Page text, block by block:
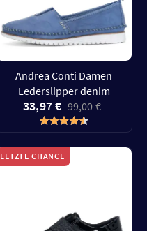
Andrea Conti Damen
Lederslipper denim
33,97 € 99,00 €
LETZTE CHANCE